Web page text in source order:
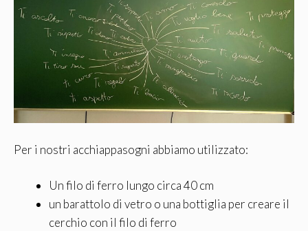
Per i nostri acchiappasogni abbiamo utilizzato:
Un filo di ferro lungo circa 40 cm
un barattolo di vetro o una bottiglia per creare il
cerchio con il filo di ferro